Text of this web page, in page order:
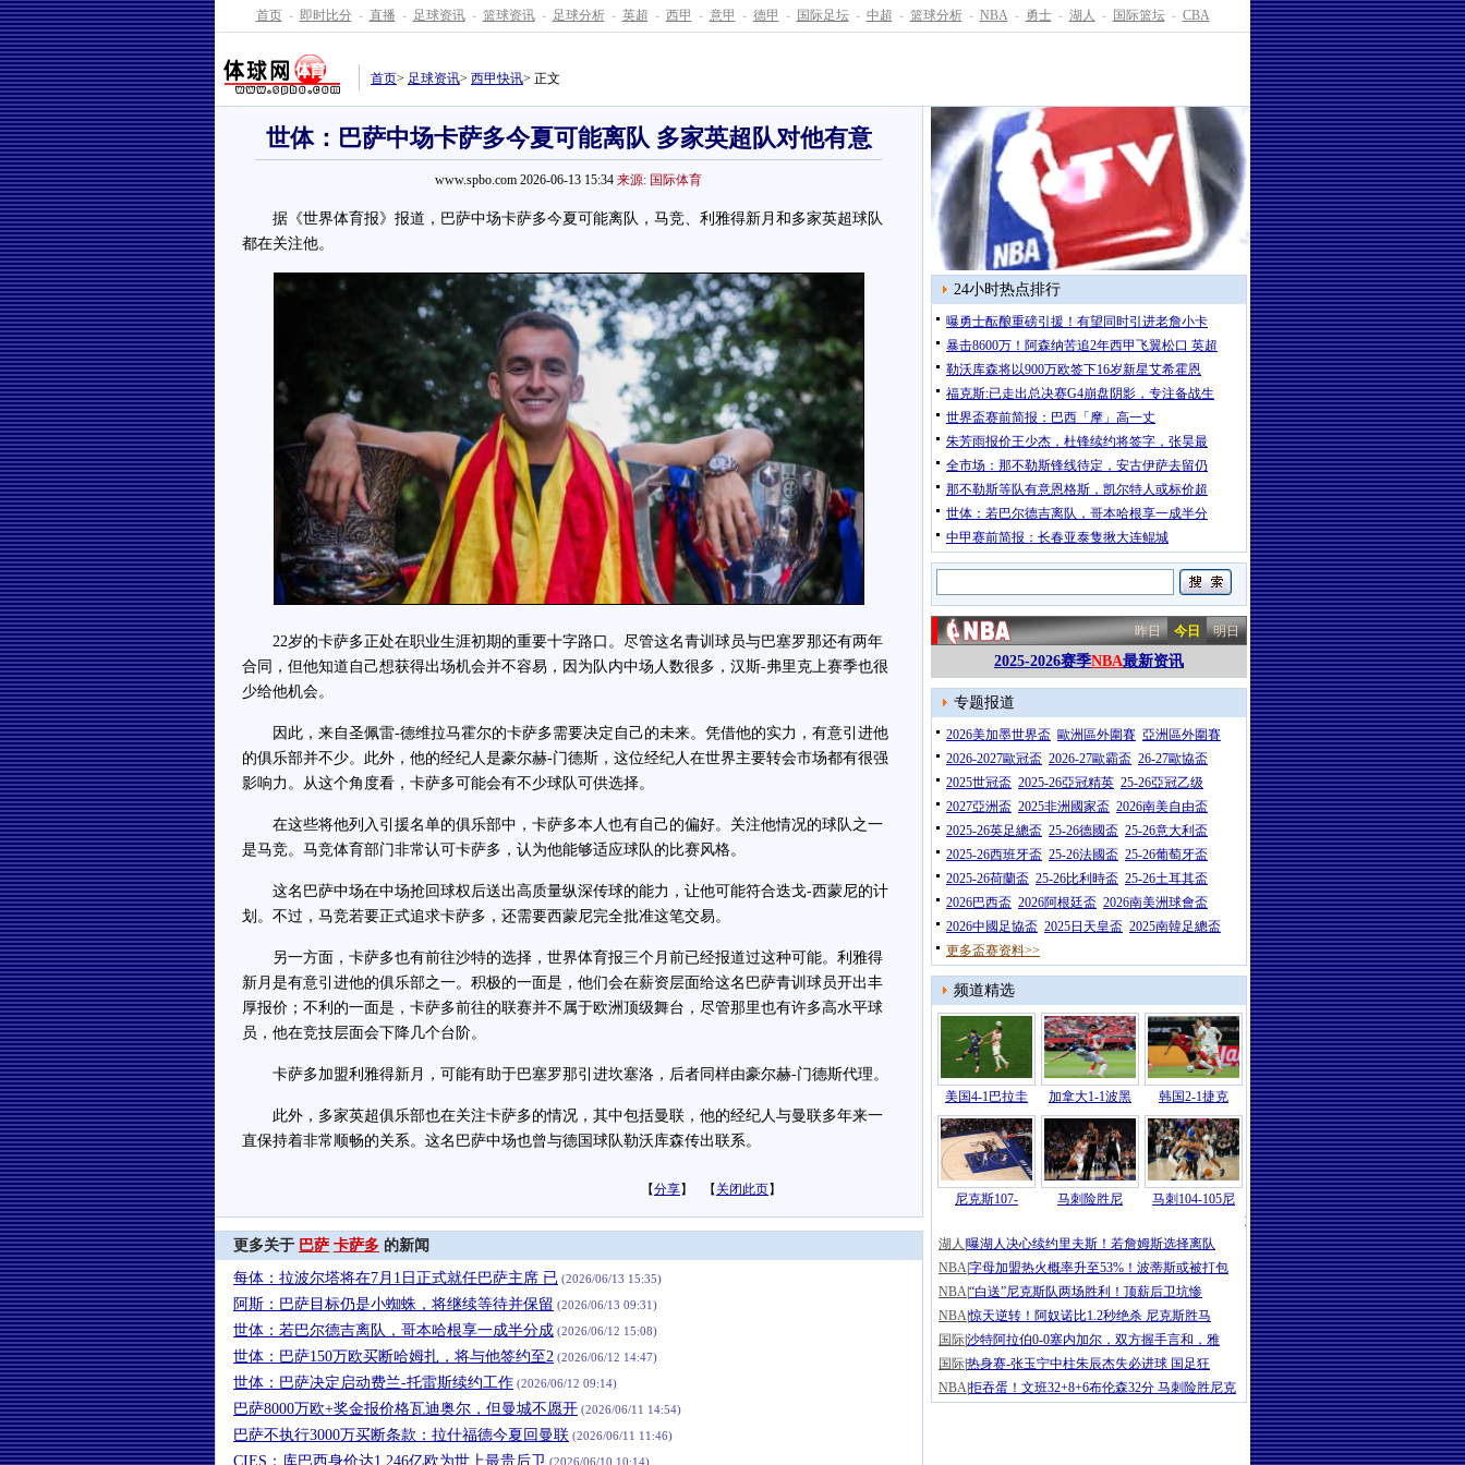
首页 - 即时比分 - 直播 - 足球资讯 - 篮球资讯 - 足球分析 - 英超 - 西甲 - 意甲 - 德甲 - 国际足坛 - 中超 - 篮球分析 - NBA - 勇士 - 湖人 - 国际篮坛 - CBA
首页> 足球资讯> 西甲快讯> 正文
世体：巴萨中场卡萨多今夏可能离队 多家英超队对他有意
www.spbo.com 2026-06-13 15:34 来源: 国际体育
据《世界体育报》报道，巴萨中场卡萨多今夏可能离队，马竞、利雅得新月和多家英超球队
都在关注他。
22岁的卡萨多正处在职业生涯初期的重要十字路口。尽管这名青训球员与巴塞罗那还有两年
合同，但他知道自己想获得出场机会并不容易，因为队内中场人数很多，汉斯-弗里克上赛季也很
少给他机会。
因此，来自圣佩雷-德维拉马霍尔的卡萨多需要决定自己的未来。凭借他的实力，有意引进他
的俱乐部并不少。此外，他的经纪人是豪尔赫-门德斯，这位经纪人在世界主要转会市场都有很强
影响力。从这个角度看，卡萨多可能会有不少球队可供选择。
在这些将他列入引援名单的俱乐部中，卡萨多本人也有自己的偏好。关注他情况的球队之一
是马竞。马竞体育部门非常认可卡萨多，认为他能够适应球队的比赛风格。
这名巴萨中场在中场抢回球权后送出高质量纵深传球的能力，让他可能符合迭戈-西蒙尼的计
划。不过，马竞若要正式追求卡萨多，还需要西蒙尼完全批准这笔交易。
另一方面，卡萨多也有前往沙特的选择，世界体育报三个月前已经报道过这种可能。利雅得
新月是有意引进他的俱乐部之一。积极的一面是，他们会在薪资层面给这名巴萨青训球员开出丰
厚报价；不利的一面是，卡萨多前往的联赛并不属于欧洲顶级舞台，尽管那里也有许多高水平球
员，他在竞技层面会下降几个台阶。
卡萨多加盟利雅得新月，可能有助于巴塞罗那引进坎塞洛，后者同样由豪尔赫-门德斯代理。
此外，多家英超俱乐部也在关注卡萨多的情况，其中包括曼联，他的经纪人与曼联多年来一
直保持着非常顺畅的关系。这名巴萨中场也曾与德国球队勒沃库森传出联系。
【分享】 【 关闭此页】
更多关于 巴萨 卡萨多 的新闻
每体：拉波尔塔将在7月1日正式就任巴萨主席 已 (2026/06/13 15:35)
阿斯：巴萨目标仍是小蜘蛛，将继续等待并保留 (2026/06/13 09:31)
世体：若巴尔德吉离队，哥本哈根享一成半分成 (2026/06/12 15:08)
世体：巴萨150万欧买断哈姆扎，将与他签约至2 (2026/06/12 14:47)
世体：巴萨决定启动费兰-托雷斯续约工作 (2026/06/12 09:14)
巴萨8000万欧+奖金报价格瓦迪奥尔，但曼城不愿开 (2026/06/11 14:54)
巴萨不执行3000万买断条款：拉什福德今夏回曼联 (2026/06/11 11:46)
CIES：库巴西身价达1.246亿欧为世上最贵后卫 (2026/06/10 10:14)
24小时热点排行
曝勇士酝酿重磅引援！有望同时引进老詹小卡
暴击8600万！阿森纳苦追2年西甲飞翼松口 英超
勒沃库森将以900万欧签下16岁新星艾希霍恩
福克斯:已走出总决赛G4崩盘阴影，专注备战生
世界盃赛前简报：巴西「摩」高一丈
朱芳雨报价王少杰，杜锋续约将签字，张昊最
全市场：那不勒斯锋线待定，安古伊萨去留仍
那不勒斯等队有意恩格斯，凯尔特人或标价超
世体：若巴尔德吉离队，哥本哈根享一成半分
中甲赛前简报：长春亚泰隻揪大连鲲城
昨日 今日 明日
2025-2026赛季NBA最新资讯
专题报道
2026美加墨世界盃 歐洲區外圍賽 亞洲區外圍賽
2026-2027歐冠盃 2026-27歐霸盃 26-27歐協盃
2025世冠盃 2025-26亞冠精英 25-26亞冠乙级
2027亞洲盃 2025非洲國家盃 2026南美自由盃
2025-26英足總盃 25-26德國盃 25-26意大利盃
2025-26西班牙盃 25-26法國盃 25-26葡萄牙盃
2025-26荷蘭盃 25-26比利時盃 25-26土耳其盃
2026巴西盃 2026阿根廷盃 2026南美洲球會盃
2026中國足協盃 2025日天皇盃 2025南韓足總盃
更多盃赛资料>>
频道精选
美国4-1巴拉圭 加拿大1-1波黑 韩国2-1捷克
尼克斯107- 马刺险胜尼
马刺104-105尼
湖人|湖人三名核心轮换将跳出合同，
湖人 曝湖人决心续约里夫斯！若詹姆斯选择离队
NBA字母加盟热火概率升至53%！波蒂斯或被打包
NBA“白送”尼克斯队两场胜利！顶薪后卫坑惨
NBA惊天逆转！阿奴诺比1.2秒绝杀 尼克斯胜马
国际沙特阿拉伯0-0塞内加尔，双方握手言和，雅
国际热身赛-张玉宁中柱朱辰杰失必进球 国足狂
NBA拒吞蛋！文班32+8+6布伦森32分 马刺险胜尼克